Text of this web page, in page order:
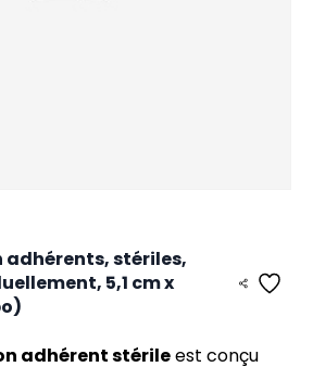
adhérents, stériles,
5,1 cm x
adhérent stérileest conçu